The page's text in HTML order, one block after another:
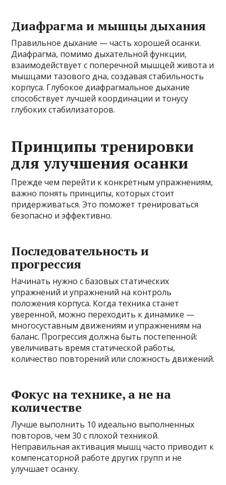
Диафрагма и мышцы дыхания
Правильное дыхание — часть хорошей осанки.
Диафрагма, помимо дыхательной функции,
взаимодействует с поперечной мышцей живота и
мышцами тазового дна, создавая стабильность
корпуса. Глубокое диафрагмальное дыхание
способствует лучшей координации и тонусу
глубоких стабилизаторов.
Принципы тренировки
для улучшения осанки
Прежде чем перейти к конкретным упражнениям,
важно понять принципы, которых стоит
придерживаться. Это поможет тренироваться
безопасно и эффективно.
Последовательность и
прогрессия
Начинать нужно с базовых статических
упражнений и упражнений на контроль
положения корпуса. Когда техника станет
уверенной, можно переходить к динамике —
многосуставным движениям и упражнениям на
баланс. Прогрессия должна быть постепенной:
увеличивать время статической работы,
количество повторений или сложность движений.
Фокус на технике, а не на
количестве
Лучше выполнить 10 идеально выполненных
повторов, чем 30 с плохой техникой.
Неправильная активация мышц часто приводит к
компенсаторной работе других групп и не
улучшает осанку.